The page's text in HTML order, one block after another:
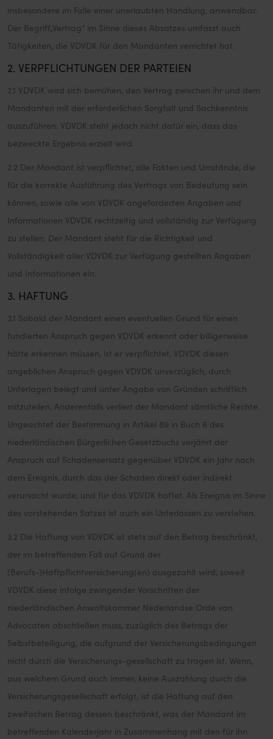
insbesondere im Falle einer unerlaubten Handlung, anwendbar.
Der Begriff„Vertrag“ im Sinne dieses Absatzes umfasst auch
Tätigkeiten, die VDVDK für den Mandanten verrichtet hat.
2. VERPFLICHTUNGEN DER PARTEIEN
2.1 VDVDK wird sich bemühen, den Vertrag zwischen ihr und dem
Mandanten mit der erforderlichen Sorgfalt und Sachkenntnis
auszuführen. VDVDK steht jedoch nicht dafür ein, dass das
bezweckte Ergebnis erzielt wird.
2.2 Der Mandant ist verpflichtet, alle Fakten und Umstände, die
für die korrekte Ausführung des Vertrags von Bedeutung sein
können, sowie alle von VDVDK angeforderten Angaben und
Informationen VDVDK rechtzeitig und vollständig zur Verfügung
zu stellen. Der Mandant steht für die Richtigkeit und
Vollständigkeit aller VDVDK zur Verfügung gestellten Angaben
und Informationen ein.
3. HAFTUNG
3.1 Sobald der Mandant einen eventuellen Grund für einen
fundierten Anspruch gegen VDVDK erkennt oder billigerweise
hätte erkennen müssen, ist er verpflichtet, VDVDK diesen
angeblichen Anspruch gegen VDVDK unverzüglich, durch
Unterlagen belegt und unter Angabe von Gründen schriftlich
mitzuteilen. Anderenfalls verliert der Mandant sämtliche Rechte.
Ungeachtet der Bestimmung in Artikel 89 in Buch 6 des
niederländischen Bürgerlichen Gesetzbuchs verjährt der
Anspruch auf Schadensersatz gegenüber VDVDK ein Jahr nach
dem Ereignis, durch das der Schaden direkt oder indirekt
verursacht wurde, und für das VDVDK haftet. Als Ereignis im Sinne
des vorstehenden Satzes ist auch ein Unterlassen zu verstehen.
3.2 Die Haftung von VDVDK ist stets auf den Betrag beschränkt,
der im betreffenden Fall auf Grund der
(Berufs-)Haftpflichtversicherung(en) ausgezahlt wird, soweit
VDVDK diese infolge zwingender Vorschriften der
niederländischen Anwaltskammer Nederlandse Orde van
Advocaten abschließen muss, zuzüglich des Betrags der
Selbstbeteiligung, die aufgrund der Versicherungsbedingungen
nicht durch die Versicherungs-gesellschaft zu tragen ist. Wenn,
aus welchem Grund auch immer, keine Auszahlung durch die
Versicherungsgesellschaft erfolgt, ist die Haftung auf den
zweifachen Betrag dessen beschränkt, was der Mandant im
betreffenden Kalenderjahr in Zusammenhang mit den für ihn